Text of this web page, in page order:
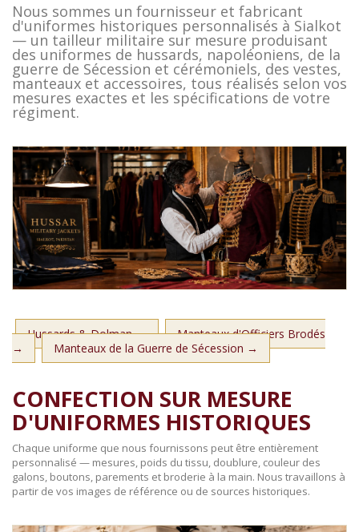
Nous sommes un fournisseur et fabricant
d'uniformes historiques personnalisés à Sialkot
— un tailleur militaire sur mesure produisant
des uniformes de hussards, napoléoniens, de la
guerre de Sécession et cérémoniels, des vestes,
manteaux et accessoires, tous réalisés selon vos
mesures exactes et les spécifications de votre
régiment.
Hussards & Dolman →
Manteaux d'Officiers Brodés
→
Manteaux de la Guerre de Sécession →
CONFECTION SUR MESURE
D'UNIFORMES HISTORIQUES
Chaque uniforme que nous fournissons peut être entièrement
personnalisé — mesures, poids du tissu, doublure, couleur des
galons, boutons, parements et broderie à la main. Nous travaillons à
partir de vos images de référence ou de sources historiques.